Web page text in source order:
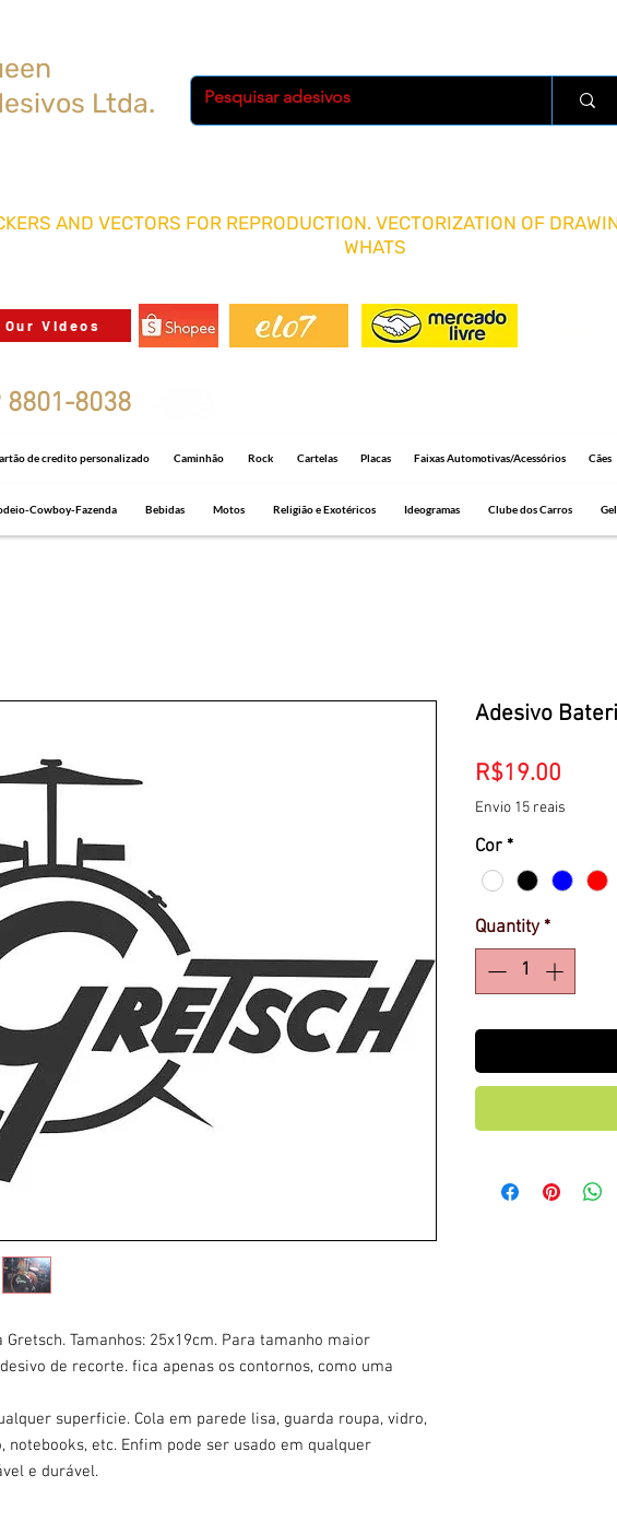
Ltda.
AND VECTORS FOR REPRODUCTION. VECTORIZATION OF
WHATS
Our Videos
8801-8038
de credito personalizado Caminhão Rock Cartelas Placas Faixas Automotivas/Acessórios Cães
Cowboy-Fazenda Bebidas Motos Religião e Exotéricos Ideogramas Clube dos Carros
Gretsch. Tamanhos: 25x19cm. Para tamanho maior
de recorte. fica apenas os contornos, como uma
superficie. Cola em parede lisa, guarda roupa, vidro,
notebooks, etc. Enfim pode ser usado em qualquer
e durável.
Adesivo
R$19.00
Envio 15 reais
Cor *
Quantity *